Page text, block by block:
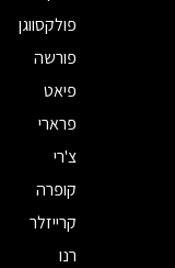
פולקסווגן
פורשה
פיאט
פרארי
צ'רי
קופרה
קרייזלר
רנו